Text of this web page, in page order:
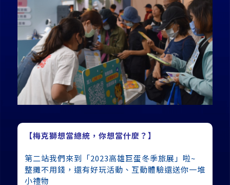
【梅克獅想當總統，你想當什麼？】
第二站我們來到「2023高雄巨蛋冬季旅展」啦~
整攤不用錢，還有好玩活動、互動體驗還送你一堆
小禮物